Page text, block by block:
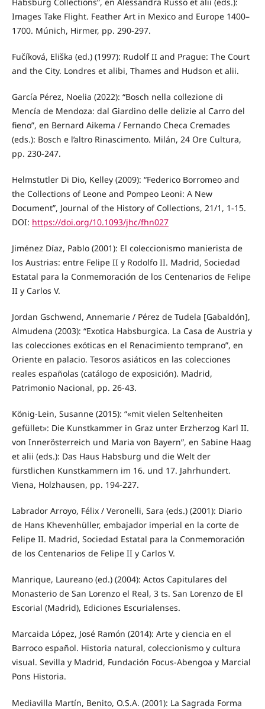
Habsburg Collections”, en Alessandra Russo et alii (eds.):
Images Take Flight. Feather Art in Mexico and Europe 1400–
1700. Múnich, Hirmer, pp. 290-297.
Fučíková, Eliška (ed.) (1997): Rudolf II and Prague: The Court
and the City. Londres et alibi, Thames and Hudson et alii.
García Pérez, Noelia (2022): “Bosch nella collezione di
Mencía de Mendoza: dal Giardino delle delizie al Carro del
fieno”, en Bernard Aikema / Fernando Checa Cremades
(eds.): Bosch e l’altro Rinascimento. Milán, 24 Ore Cultura,
pp. 230-247.
Helmstutler Di Dio, Kelley (2009): “Federico Borromeo and
the Collections of Leone and Pompeo Leoni: A New
Document”, Journal of the History of Collections, 21/1, 1-15.
DOI: https://doi.org/10.1093/jhc/fhn027
Jiménez Díaz, Pablo (2001): El coleccionismo manierista de
los Austrias: entre Felipe II y Rodolfo II. Madrid, Sociedad
Estatal para la Conmemoración de los Centenarios de Felipe
II y Carlos V.
Jordan Gschwend, Annemarie / Pérez de Tudela [Gabaldón],
Almudena (2003): “Exotica Habsburgica. La Casa de Austria y
las colecciones exóticas en el Renacimiento temprano”, en
Oriente en palacio. Tesoros asiáticos en las colecciones
reales españolas (catálogo de exposición). Madrid,
Patrimonio Nacional, pp. 26-43.
König-Lein, Susanne (2015): “«mit vielen Seltenheiten
gefüllet»: Die Kunstkammer in Graz unter Erzherzog Karl II.
von Innerösterreich und Maria von Bayern”, en Sabine Haag
et alii (eds.): Das Haus Habsburg und die Welt der
fürstlichen Kunstkammern im 16. und 17. Jahrhundert.
Viena, Holzhausen, pp. 194-227.
Labrador Arroyo, Félix / Veronelli, Sara (eds.) (2001): Diario
de Hans Khevenhüller, embajador imperial en la corte de
Felipe II. Madrid, Sociedad Estatal para la Conmemoración
de los Centenarios de Felipe II y Carlos V.
Manrique, Laureano (ed.) (2004): Actos Capitulares del
Monasterio de San Lorenzo el Real, 3 ts. San Lorenzo de El
Escorial (Madrid), Ediciones Escurialenses.
Marcaida López, José Ramón (2014): Arte y ciencia en el
Barroco español. Historia natural, coleccionismo y cultura
visual. Sevilla y Madrid, Fundación Focus-Abengoa y Marcial
Pons Historia.
Mediavilla Martín, Benito, O.S.A. (2001): La Sagrada Forma